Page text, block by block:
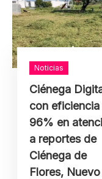
Noticias
Ciénega
con eficiencia
96% en
a reportes de
Ciénega de
Flores, Nuevo